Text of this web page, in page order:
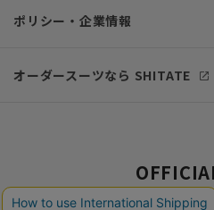
ポリシー・企業情報
オーダースーツなら SHITATE